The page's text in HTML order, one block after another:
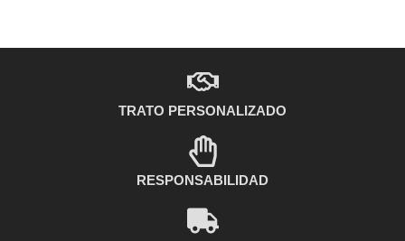
TRATO PERSONALIZADO
RESPONSABILIDAD